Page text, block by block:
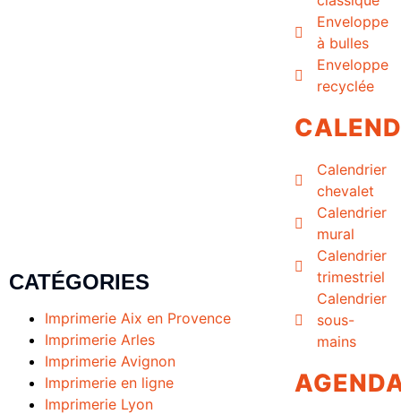
Enveloppe
à bulles
Enveloppe
recyclée
Calendrier
chevalet
Calendrier
mural
Calendrier
trimestriel
Calendrier
sous-
mains
CATÉGORIES
Imprimerie Aix en Provence
Imprimerie Arles
Imprimerie Avignon
Imprimerie en ligne
Imprimerie Lyon